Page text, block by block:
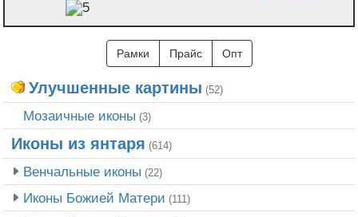
Рамки Прайс Опт
Улучшенные картины (52)
Мозаичные иконы (3)
Иконы из янтаря (614)
Венчальные иконы (22)
Иконы Божией Матери (111)